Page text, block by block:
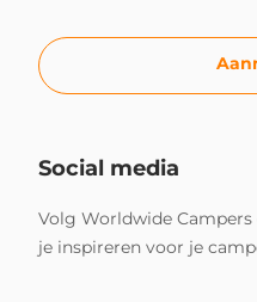
Social media
Volg Worldwide
je inspireren voor je